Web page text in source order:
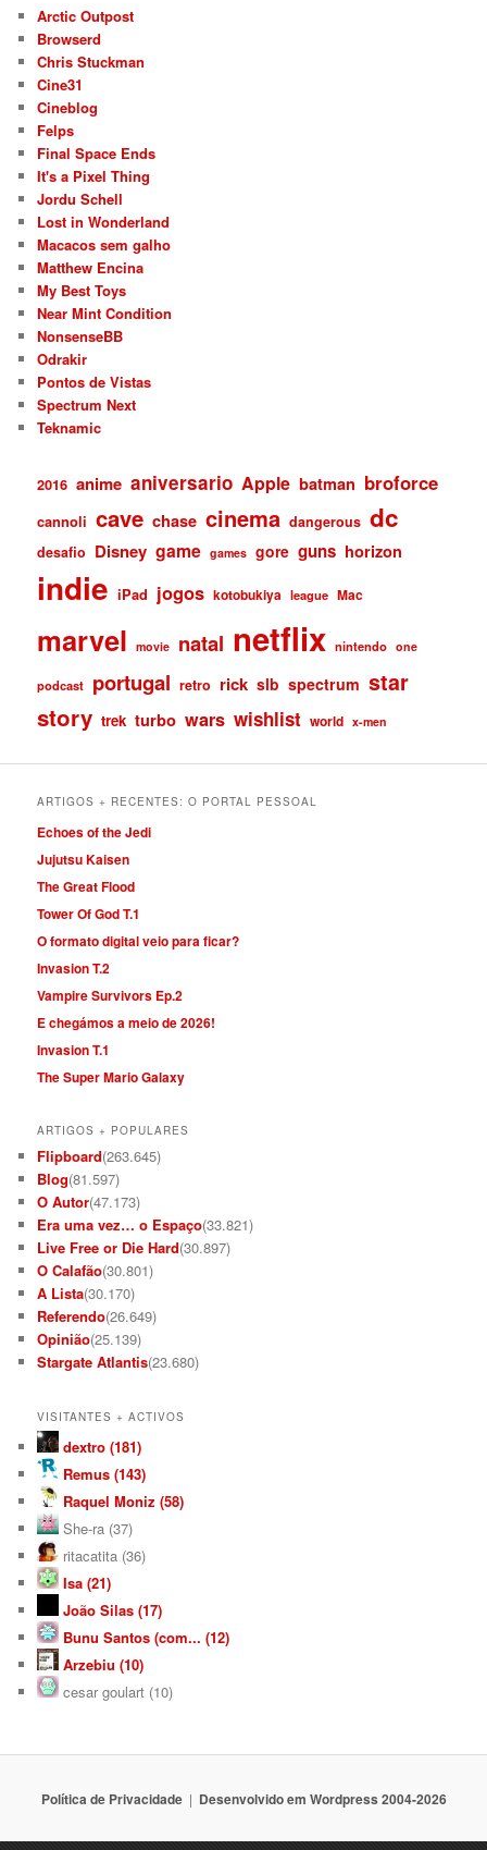
Arctic Outpost
Browserd
Chris Stuckman
Cine31
Cineblog
Felps
Final Space Ends
It's a Pixel Thing
Jordu Schell
Lost in Wonderland
Macacos sem galho
Matthew Encina
My Best Toys
Near Mint Condition
NonsenseBB
Odrakir
Pontos de Vistas
Spectrum Next
Teknamic
2016 anime aniversario Apple batman broforce
cannoli cave chase cinema dangerous dc
desafio Disney game games gore guns horizon
indie iPad jogos kotobukiya league Mac
marvel movie natal netflix nintendo one
podcast portugal retro rick slb spectrum star
story trek turbo wars wishlist world x-men
ARTIGOS + RECENTES: O PORTAL PESSOAL
Echoes of the Jedi
Jujutsu Kaisen
The Great Flood
Tower Of God T.1
O formato digital veio para ficar?
Invasion T.2
Vampire Survivors Ep.2
E chegámos a meio de 2026!
Invasion T.1
The Super Mario Galaxy
ARTIGOS + POPULARES
Flipboard(263.645)
Blog(81.597)
O Autor(47.173)
Era uma vez… o Espaço(33.821)
Live Free or Die Hard(30.897)
O Calafão(30.801)
A Lista(30.170)
Referendo(26.649)
Opinião(25.139)
Stargate Atlantis(23.680)
VISITANTES + ACTIVOS
dextro (181)
Remus (143)
Raquel Moniz (58)
She-ra (37)
ritacatita (36)
Isa (21)
João Silas (17)
Bunu Santos (com... (12)
Arzebiu (10)
cesar goulart (10)
Política de Privacidade Desenvolvido em Wordpress 2004-2026